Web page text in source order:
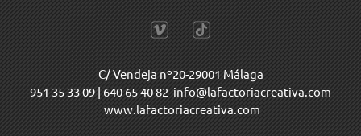
C/ Vendeja nº20-29001 Málaga
951 35 33 09 | 640 65 40 82 info@lafactoriacreativa.com
www.lafactoriacreativa.com